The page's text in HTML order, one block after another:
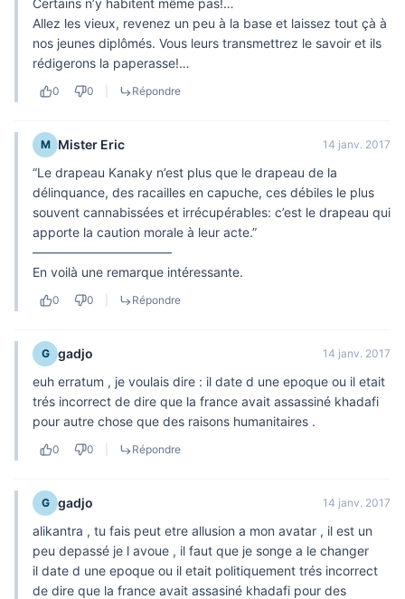
Certains n’y habitent même pas!…
Allez les vieux, revenez un peu à la base et laissez tout çà à
nos jeunes diplômés. Vous leurs transmettrez le savoir et ils
rédigerons la paperasse!…
0 0 Répondre
M Mister Eric 14 janv. 2017
“Le drapeau Kanaky n’est plus que le drapeau de la
délinquance, des racailles en capuche, ces débiles le plus
souvent cannabissées et irrécupérables: c’est le drapeau qui
apporte la caution morale à leur acte.”
———————————
En voilà une remarque intéressante.
0 0 Répondre
G gadjo 14 janv. 2017
euh erratum , je voulais dire : il date d une epoque ou il etait
trés incorrect de dire que la france avait assassiné khadafi
pour autre chose que des raisons humanitaires .
0 0 Répondre
G gadjo 14 janv. 2017
alikantra , tu fais peut etre allusion a mon avatar , il est un
peu depassé je l avoue , il faut que je songe a le changer
il date d une epoque ou il etait politiquement trés incorrect
de dire que la france avait assasiné khadafi pour des